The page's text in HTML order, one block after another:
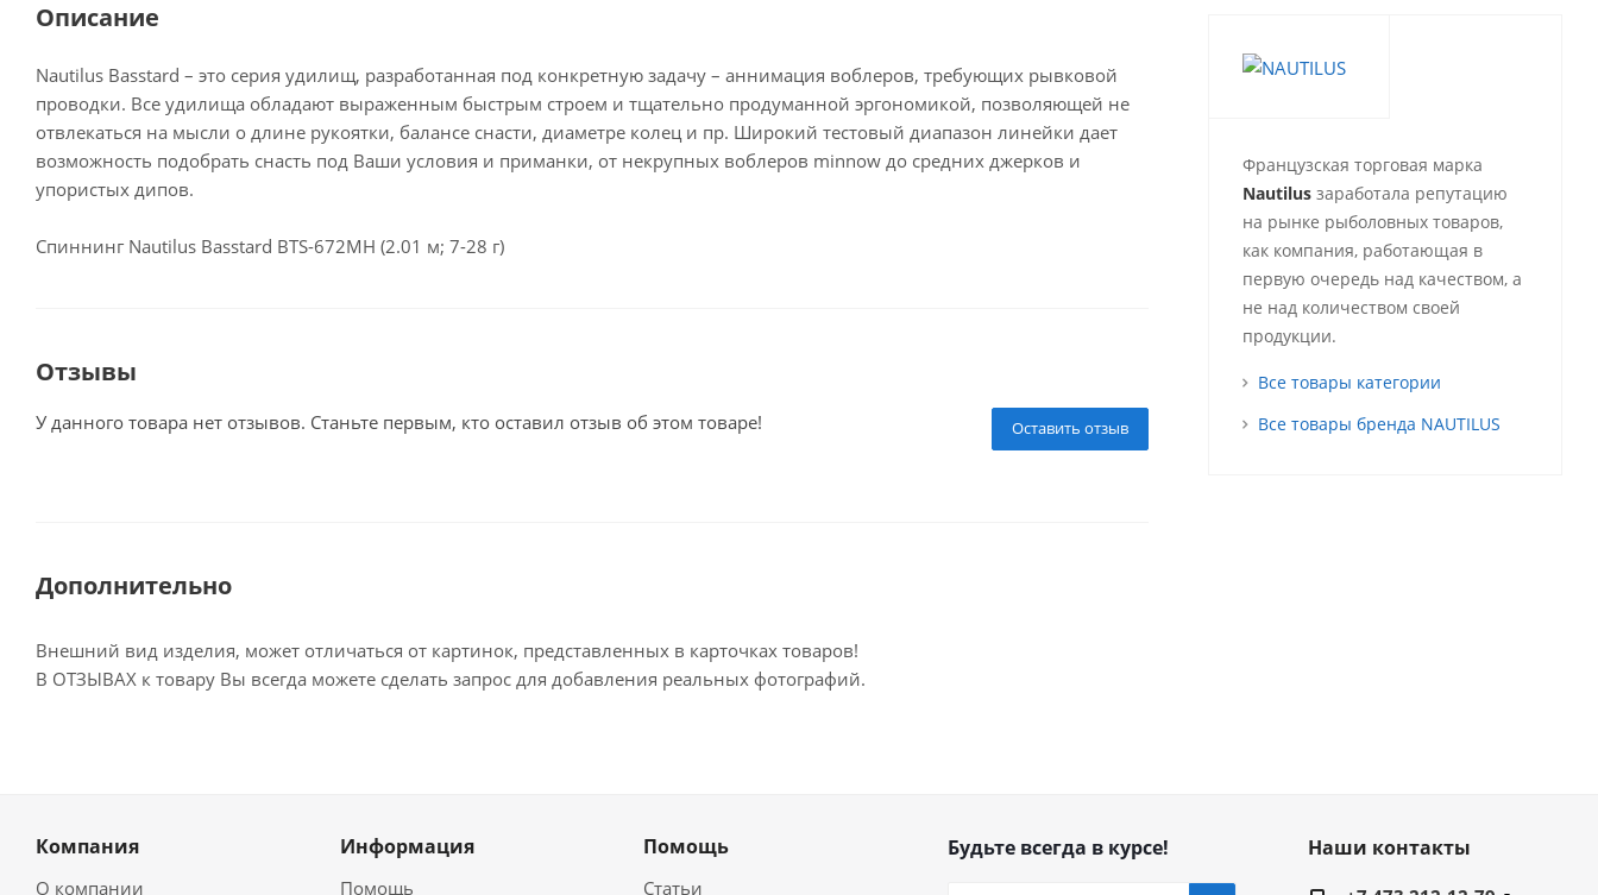
Описание
Nautilus Basstard – это серия удилищ, разработанная под конкретную задачу – аннимация воблеров, требующих рывковой
проводки. Все удилища обладают выраженным быстрым строем и тщательно продуманной эргономикой, позволяющей не
отвлекаться на мысли о длине рукоятки, балансе снасти, диаметре колец и пр. Широкий тестовый диапазон линейки дает
возможность подобрать снасть под Ваши условия и приманки, от некрупных воблеров minnow до средних джерков и
упористых дипов.
Спиннинг Nautilus Basstard BTS-672MH (2.01 м; 7-28 г)
Отзывы
Оставить отзыв
У данного товара нет отзывов. Станьте первым, кто оставил отзыв об этом товаре!
Дополнительно
Внешний вид изделия, может отличаться от картинок, представленных в карточках товаров!
В ОТЗЫВАХ к товару Вы всегда можете сделать запрос для добавления реальных фотографий.
Французская торговая марка
Nautilus заработала репутацию
на рынке рыболовных товаров,
как компания, работающая в
первую очередь над качеством, а
не над количеством своей
продукции.
Все товары категории
Все товары бренда NAUTILUS
Компания
О компании
Информация
Помощь
Помощь
Статьи
Будьте всегда в курсе! Наши контакты